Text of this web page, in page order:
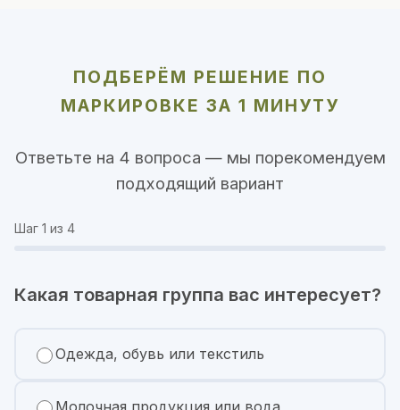
ПОДБЕРЁМ РЕШЕНИЕ ПО
МАРКИРОВКЕ ЗА 1 МИНУТУ
Ответьте на 4 вопроса — мы порекомендуем
подходящий вариант
Шаг 1 из 4
Какая товарная группа вас интересует?
Одежда, обувь или текстиль
Молочная продукция или вода